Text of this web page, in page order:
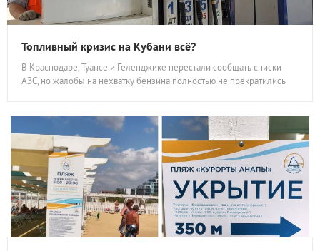
Топливный кризис на Кубани всё?
В Краснодаре, Туапсе и Геленджике перестали сообщать списки
АЗС, но жалобы на нехватку бензина полностью не прекратились